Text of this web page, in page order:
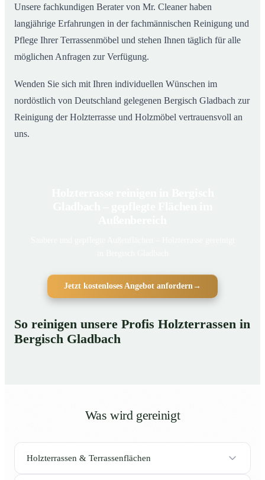
Unsere fachkundigen Berater von Mr. Cleaner haben
langjährige Erfahrungen in der fachmännischen Reinigung und
Pflege Ihrer Terrassenmöbel und stehen Ihnen täglich für alle
möglichen Anfragen zur Verfügung.
Wenden Sie sich mit Ihren individuellen Wünschen im
nordöstlich von Deutschland gelegenen Bergisch Gladbach zur
Reinigung der Holzterrasse und Holzmöbel vertrauensvoll an
uns.
Jetzt kostenloses Angebot anfordern→
So reinigen unsere Profis Holzterrassen in
Bergisch Gladbach
Was wird gereinigt
Holzterrassen & Terrassenflächen